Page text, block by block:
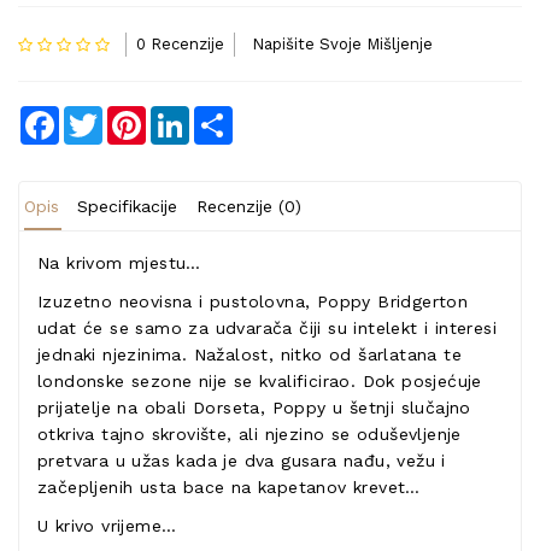
0 Recenzije Napišite Svoje Mišljenje
Facebook
TwitterPinterestLinkedIn
Opis Specifikacije Recenzije (0)
Na krivom mjestu…
Izuzetno neovisna i pustolovna, Poppy Bridgerton
udat će se samo za udvarača čiji su intelekt i interesi
jednaki njezinima. Nažalost, nitko od šarlatana te
londonske sezone nije se kvalificirao. Dok posjećuje
prijatelje na obali Dorseta, Poppy u šetnji slučajno
otkriva tajno skrovište, ali njezino se oduševljenje
pretvara u užas kada je dva gusara nađu, vežu i
začepljenih usta bace na kapetanov krevet…
U krivo vrijeme…